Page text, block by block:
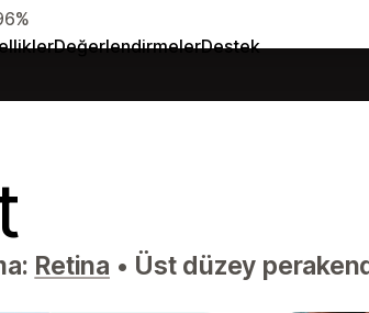
DeğerlendirmelerDestek
Retina • Üst düzey